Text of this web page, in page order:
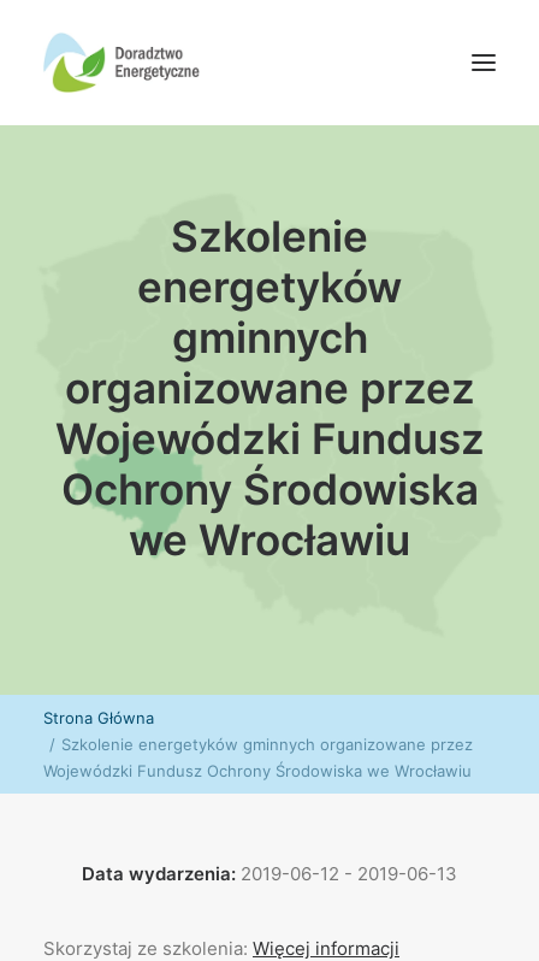
Oferta finansowania
Media
Kontakt
Wyszukiwanie
Szkolenie
energetyków
gminnych
organizowane przez
Wojewódzki Fundusz
Ochrony Środowiska
we Wrocławiu
Strona Główna
Szkolenie energetyków gminnych organizowane przez
Wojewódzki Fundusz Ochrony Środowiska we Wrocławiu
Data wydarzenia: 2019-06-12 - 2019-06-13
Skorzystaj ze szkolenia: Więcej informacji